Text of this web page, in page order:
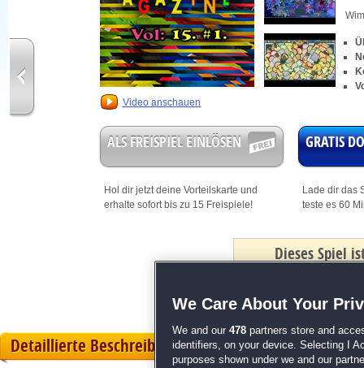
Video anschauen
ALS FREISPIEL EINLÖSEN
Hol dir jetzt deine Vorteilskarte und
erhalte sofort bis zu 15 Freispiele!
GRATIS
Lade dir das
teste es 60
Dieses Spiel
Detaillierte Beschreibung
We Care About Your
We and our 478 partners store and
identifiers, on your device. Selecting I
purposes shown under we and our